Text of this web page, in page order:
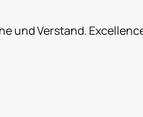
und Verstand.